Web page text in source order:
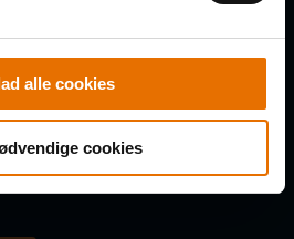
alle cookies
cookies
Klubben må kontakte mig via e-mail,
invitationer til arrangementer
af oplysninger om interaktion med e-
tid kan afmelde dig igen. Læs om
og dine rettigheder